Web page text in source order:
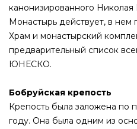
канонизированного Николая
Монастырь действует, в
Храм и монастырский
предварительный список
ЮНЕСКО.
Бобруйская крепость
Крепость была заложена по
году. Она была одним из